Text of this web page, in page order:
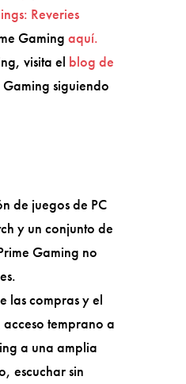
Reveries
Gamingaquí.
visita el blog de
siguiendo
de juegos de PC
y un conjunto de
Gaming no
las compras y el
temprano a
a una amplia
escuchar sin